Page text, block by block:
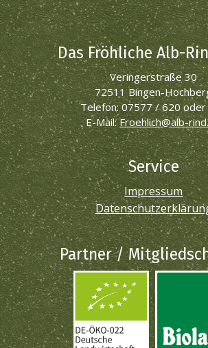
Das Fröhliche Alb-
Veringerstraße 30
72511 Bingen-
Telefon: 07577 / 620
E-Mail:Froehlich@alb-
Service
Impressum
Partner /